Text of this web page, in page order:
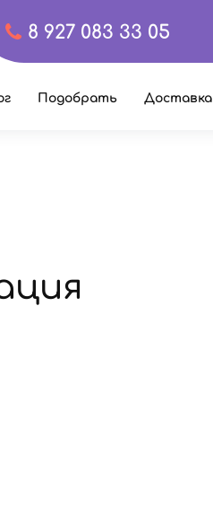
8 927 083 33 05
Подобрать Доставка